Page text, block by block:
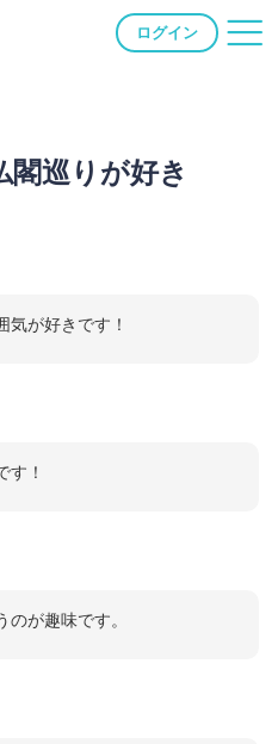
ログイン
閣巡りが好き
気が好きです！
す！
のが趣味です。